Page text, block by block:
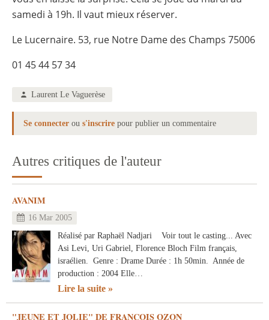
samedi à 19h. Il vaut mieux réserver.
Le Lucernaire. 53, rue Notre Dame des Champs 75006
01 45 44 57 34
Laurent Le Vaguerèse
Se connecter ou s'inscrire pour publier un commentaire
Autres critiques de l'auteur
AVANIM
16 Mar 2005
Réalisé par Raphaël Nadjari Voir tout le casting... Avec
Asi Levi, Uri Gabriel, Florence Bloch Film français,
israélien. Genre : Drame Durée : 1h 50min. Année de
production : 2004 Elle…
Lire la suite
"JEUNE ET JOLIE" DE FRANÇOIS OZON